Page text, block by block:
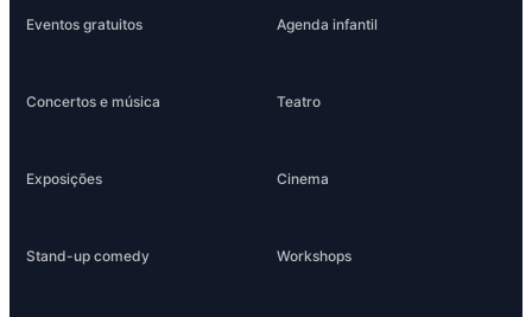
Eventos gratuitos Agenda infantil
Concertos e música Teatro
Exposições Cinema
Stand-up comedy Workshops